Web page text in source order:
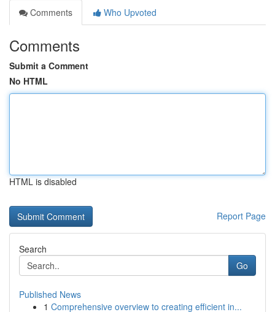
Comments
Who Upvoted
Comments
Submit a Comment
No HTML
HTML is disabled
Report Page
Search
Go
Published News
1 Comprehensive overview to creating efficient in...